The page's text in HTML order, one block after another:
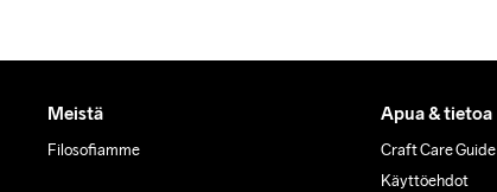
Meistä
Filosofiamme
Apua & tietoa
Craft Care Guide
Käyttöehdot